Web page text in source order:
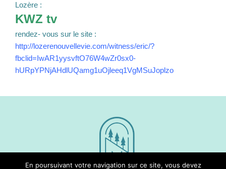
Lozère :
KWZ tv
rendez- vous sur le site :
http://lozerenouvellevie.com/witness/eric/?
fbclid=IwAR1yysvftO76W4wZr0sx0-
hURpYPNjAHdlUQamg1uOjleeq1VgMSuJoplzo
En poursuivant votre navigation sur ce site, vous devez